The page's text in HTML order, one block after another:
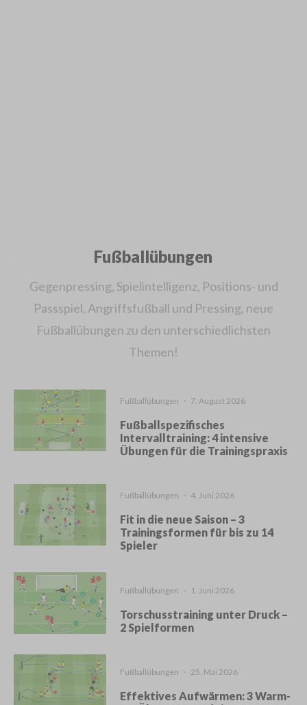
Fußballübungen
Gegenpressing, Spielintelligenz, Positions- und
Passspiel, Angriffsfußball und Pressing, neue
Fußballübungen zu den unterschiedlichsten
Themen!
Fußballübungen · 7. August 2026
Fußballspezifisches
Intervalltraining: 4 intensive
Übungen für die Trainingspraxis
Fußballübungen · 4. Juni 2026
Fit in die neue Saison – 3
Trainingsformen für bis zu 14
Spieler
Fußballübungen · 1. Juni 2026
Torschusstraining unter Druck –
2 Spielformen
Fußballübungen · 25. Mai 2026
Effektives Aufwärmen: 3 Warm-